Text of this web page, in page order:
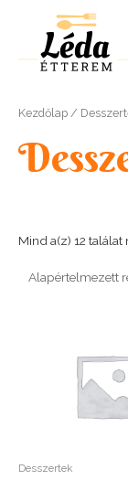
content
Kezdőlap /
Mind a(z) 12
Desszertek